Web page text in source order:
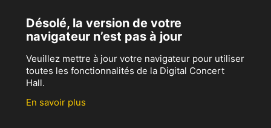
Désolé, la version de votre
navigateur n’est pas à jour
Veuillez mettre à jour votre navigateur pour utiliser
toutes les fonctionnalités de la Digital Concert
Hall.
En savoir plus